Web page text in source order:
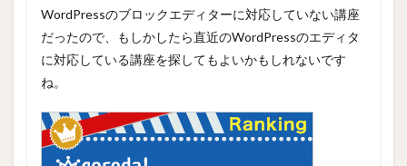
WordPressのブロックエディターに対応していない講座
だったので、もしかしたら直近のWordPressのエディタ
に対応している講座を探してもよいかもしれないです
ね。